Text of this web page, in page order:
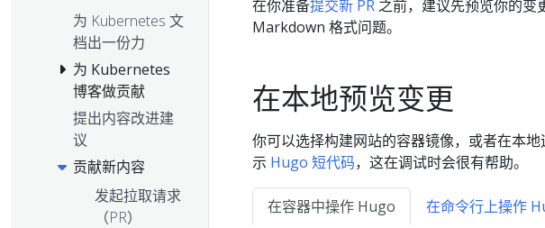
为 Kubernetes 文
档出一份力
为 Kubernetes
博客做贡献
提出内容改进建
议
贡献新内容
发起拉取请求
（PR）
在你准备提交新 PR 之前，建议先预览你的变
Markdown 格式问题。
在本地预览变更
你可以选择构建网站的容器镜像，或者在本
示 Hugo 短代码，这在调试时会很有帮助。
在容器中操作 Hugo 在命令行上操作